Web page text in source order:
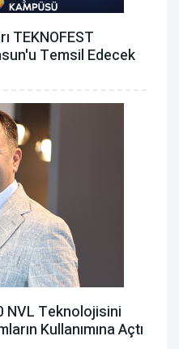
TEKNOFEST
Temsil Edecek
NVL Teknolojisini
Kullanımına Açtı